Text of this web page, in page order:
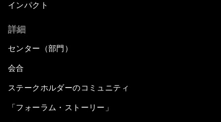
インパクト
詳細
センター（部門）
会合
ステークホルダーのコミュニティ
「フォーラム・ストーリー」